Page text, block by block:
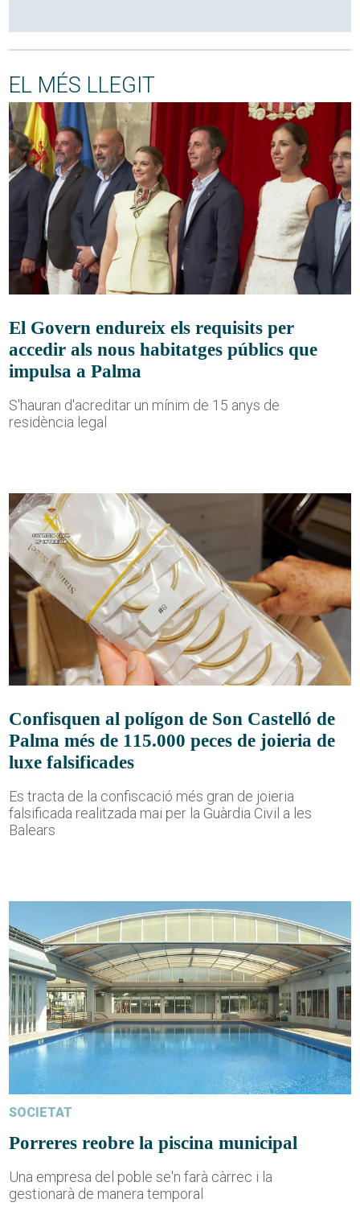
EL MÉS LLEGIT
El Govern endureix els requisits per
accedir als nous habitatges públics que
impulsa a Palma
S'hauran d'acreditar un mínim de 15 anys de
residència legal
Confisquen al polígon de Son Castelló de
Palma més de 115.000 peces de joieria de
luxe falsificades
Es tracta de la confiscació més gran de joieria
falsificada realitzada mai per la Guàrdia Civil a les
Balears
SOCIETAT
Porreres reobre la piscina municipal
Una empresa del poble se'n farà càrrec i la
gestionarà de manera temporal